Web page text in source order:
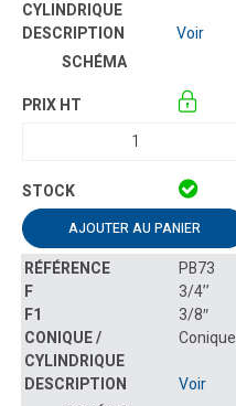
Voir
AJOUTER AU PANIER
PB73
3/4’’
3/8″
Conique
Voir